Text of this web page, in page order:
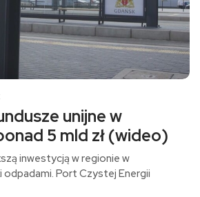
unijne w
5 mld zł (wideo)
inwestycją w regionie w
Port Czystej Energii